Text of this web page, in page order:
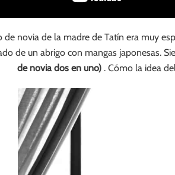
de novia de la madre de Tatín era muy
de un abrigo con mangas japonesas.
de novia dos en uno) . Cómo la idea